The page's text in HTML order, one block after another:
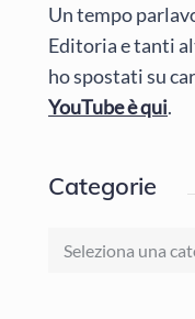
Un tempo
Editoria e tanti
ho spostati su
YouTube è qui.
Categorie
Categorie